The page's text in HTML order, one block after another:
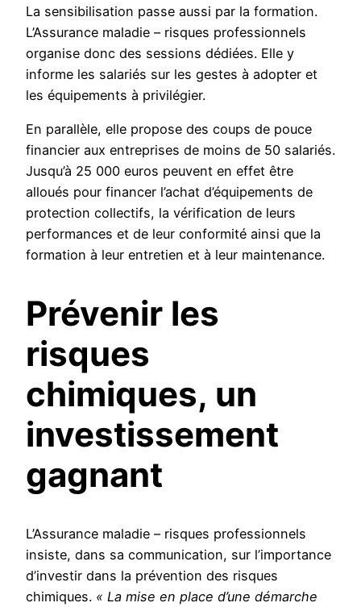
La sensibilisation passe aussi par la formation.
L’Assurance maladie – risques professionnels
organise donc des sessions dédiées. Elle y
informe les salariés sur les gestes à adopter et
les équipements à privilégier.
En parallèle, elle propose des coups de pouce
financier aux entreprises de moins de 50 salariés.
Jusqu’à 25 000 euros peuvent en effet être
alloués pour financer l’achat d’équipements de
protection collectifs, la vérification de leurs
performances et de leur conformité ainsi que la
formation à leur entretien et à leur maintenance.
Prévenir les
risques
chimiques, un
investissement
gagnant
L’Assurance maladie – risques professionnels
insiste, dans sa communication, sur l’importance
d’investir dans la prévention des risques
chimiques. « La mise en place d’une démarche